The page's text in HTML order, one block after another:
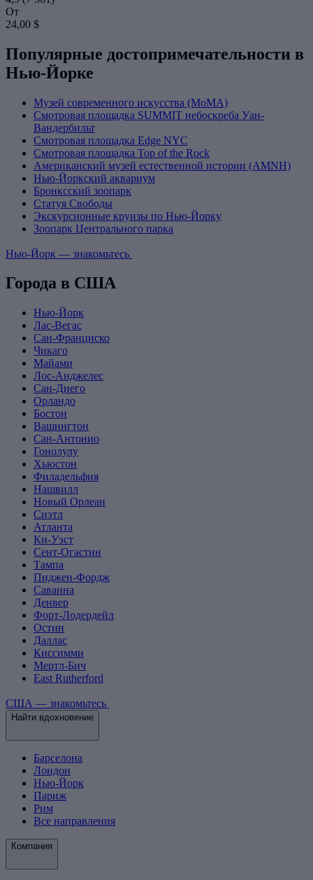
От
24,00 $
Популярные достопримечательности в
Нью-Йорке
Музей современного искусства (МоМА)
Смотровая площадка SUMMIT небоскреба Уан-
Вандербильт
Смотровая площадка Edge NYC
Смотровая площадка Top of the Rock
Американский музей естественной истории (AMNH)
Нью-Йоркский аквариум
Бронксский зоопарк
Статуя Свободы
Экскурсионные круизы по Нью-Йорку
Зоопарк Центрального парка
Нью-Йорк — знакомьтесь
Города в США
Нью-Йорк
Лас-Вегас
Сан-Франциско
Чикаго
Майами
Лос-Анджелес
Сан-Диего
Орландо
Бостон
Вашингтон
Сан-Антонио
Гонолулу
Хьюстон
Филадельфия
Нашвилл
Новый Орлеан
Сиэтл
Атланта
Ки-Уэст
Сент-Огастин
Тампа
Пиджен-Фордж
Саванна
Денвер
Форт-Лодердейл
Остин
Даллас
Киссимми
Мертл-Бич
East Rutherford
США — знакомьтесь
Найти вдохновение
Барселона
Лондон
Нью-Йорк
Париж
Рим
Все направления
Компания